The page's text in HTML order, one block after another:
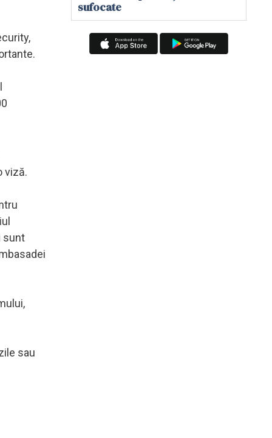
viză.
sunt
sau
sufocate